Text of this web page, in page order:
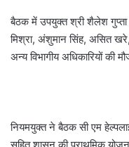
बैठक में उपयुक्त श्री शैलेश गुप्ता
मिश्रा, अंशुमान सिंह, असित
अन्य विभागीय अधिकारियों की
नियमयुक्त ने बैठक सी एम